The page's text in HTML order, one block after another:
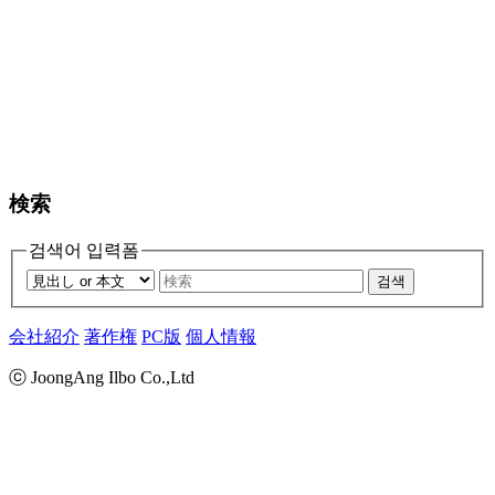
検索
검색어 입력폼
검색
会社紹介 著作権 PC版 個人情報
ⓒ JoongAng Ilbo Co.,Ltd